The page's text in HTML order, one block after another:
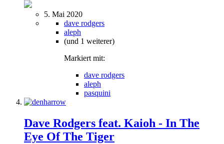
5. Mai 2020
dave rodgers
aleph
(und 1 weiterer)
Markiert mit:
dave rodgers
aleph
pasquini
Dave Rodgers feat. Kaioh - In The
Eye Of The Tiger